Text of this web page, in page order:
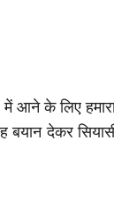
आने के लिए
बयान देकर